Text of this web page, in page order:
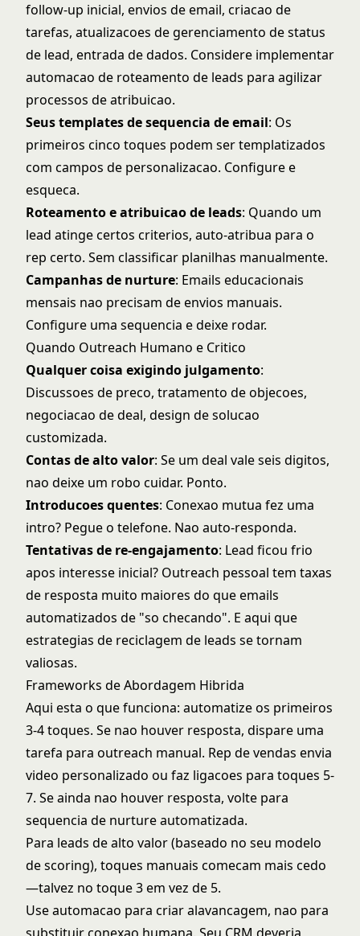
follow-up inicial, envios de email, criacao de
tarefas, atualizacoes de gerenciamento de status
de lead, entrada de dados. Considere implementar
automacao de roteamento de leads para agilizar
processos de atribuicao.
Seus templates de sequencia de email: Os
primeiros cinco toques podem ser templatizados
com campos de personalizacao. Configure e
esqueca.
Roteamento e atribuicao de leads: Quando um
lead atinge certos criterios, auto-atribua para o
rep certo. Sem classificar planilhas manualmente.
Campanhas de nurture: Emails educacionais
mensais nao precisam de envios manuais.
Configure uma sequencia e deixe rodar.
Quando Outreach Humano e Critico
Qualquer coisa exigindo julgamento:
Discussoes de preco, tratamento de objecoes,
negociacao de deal, design de solucao
customizada.
Contas de alto valor: Se um deal vale seis digitos,
nao deixe um robo cuidar. Ponto.
Introducoes quentes: Conexao mutua fez uma
intro? Pegue o telefone. Nao auto-responda.
Tentativas de re-engajamento: Lead ficou frio
apos interesse inicial? Outreach pessoal tem taxas
de resposta muito maiores do que emails
automatizados de "so checando". E aqui que
estrategias de reciclagem de leads se tornam
valiosas.
Frameworks de Abordagem Hibrida
Aqui esta o que funciona: automatize os primeiros
3-4 toques. Se nao houver resposta, dispare uma
tarefa para outreach manual. Rep de vendas envia
video personalizado ou faz ligacoes para toques 5-
7. Se ainda nao houver resposta, volte para
sequencia de nurture automatizada.
Para leads de alto valor (baseado no seu modelo
de scoring), toques manuais comecam mais cedo
—talvez no toque 3 em vez de 5.
Use automacao para criar alavancagem, nao para